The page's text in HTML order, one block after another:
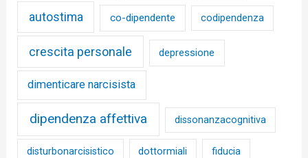
autostima co-dipendente codipendenza
crescita personale depressione
dimenticare narcisista
dipendenza affettiva dissonanzacognitiva
disturbonarcisistico dottormiali fiducia